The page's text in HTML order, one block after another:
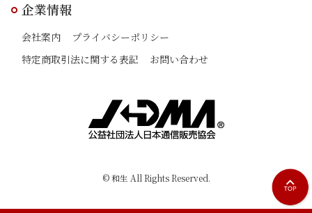
企業情報
会社案内
プライバシーポリシー
特定商取引法に関する表記
お問い合わせ
© 和生 All Rights Reserved.